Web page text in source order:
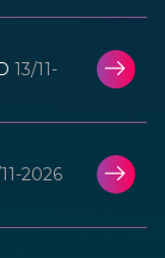
13/11-
2026